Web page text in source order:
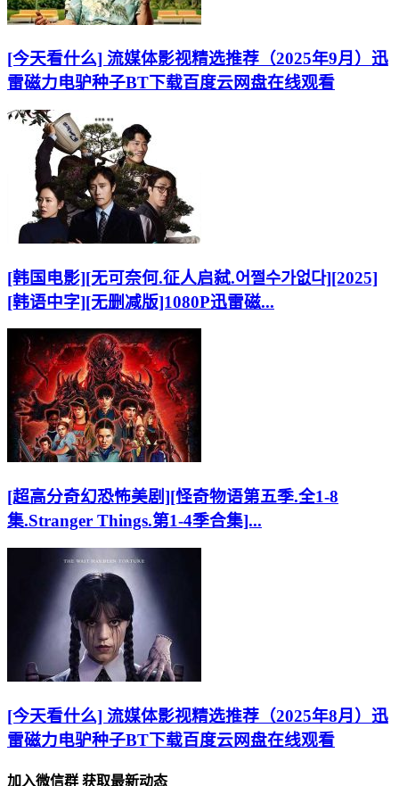
[今天看什么] 流媒体影视精选推荐（2025年9月）迅
雷磁力电驴种子BT下载百度云网盘在线观看
[韩国电影][无可奈何.征人启弑.어쩔수가없다][2025]
[韩语中字][无删减版]1080P迅雷磁...
[超高分奇幻恐怖美剧][怪奇物语第五季.全1-8
集.Stranger Things.第1-4季合集]...
[今天看什么] 流媒体影视精选推荐（2025年8月）迅
雷磁力电驴种子BT下载百度云网盘在线观看
加入微信群 获取最新动态